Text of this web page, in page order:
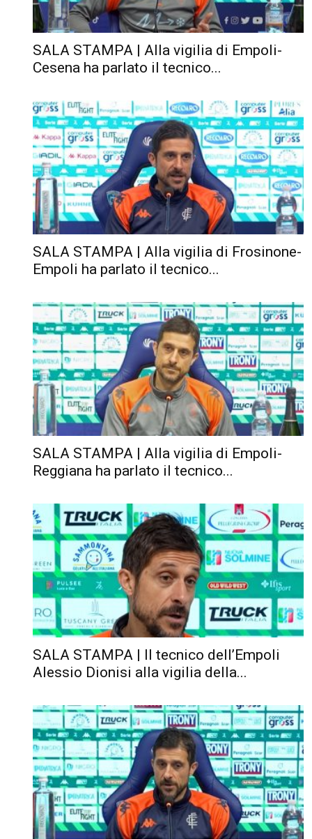
SALA STAMPA | Alla vigilia di Empoli-
Cesena ha parlato il tecnico...
SALA STAMPA | Alla vigilia di Frosinone-
Empoli ha parlato il tecnico...
SALA STAMPA | Alla vigilia di Empoli-
Reggiana ha parlato il tecnico...
SALA STAMPA | Il tecnico dell’Empoli
Alessio Dionisi alla vigilia della...